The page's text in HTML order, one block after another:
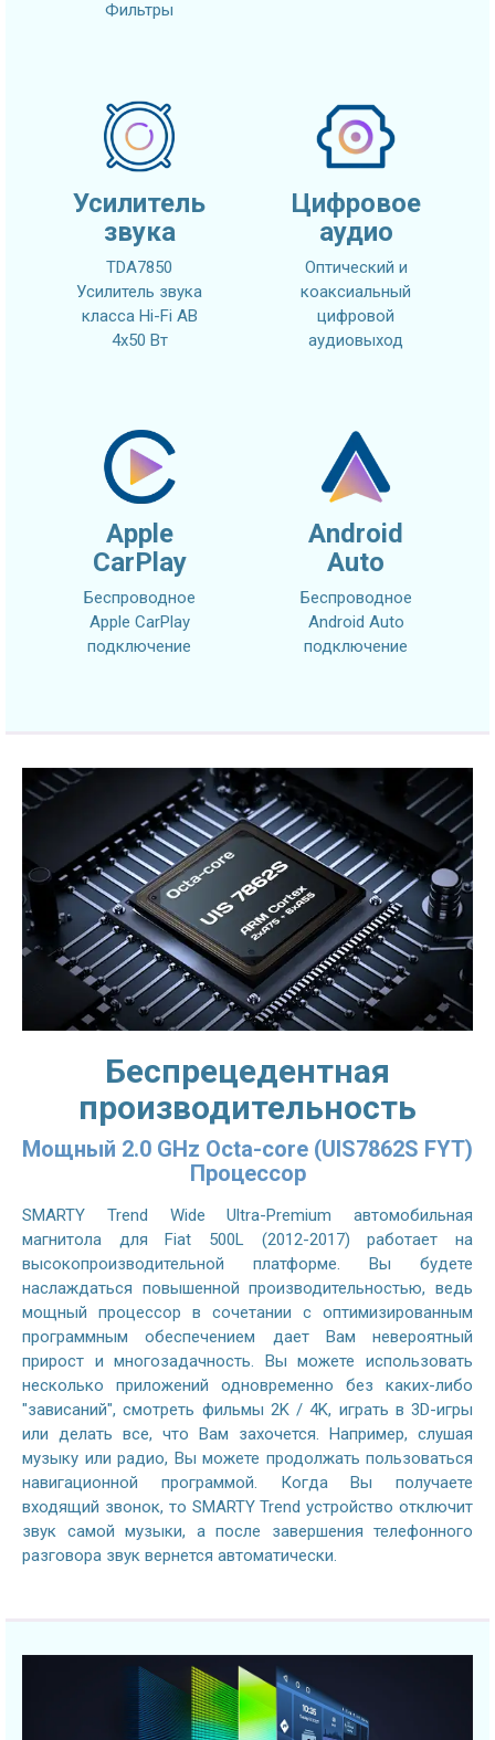
Фильтры
Усилитель
звука
TDA7850
Усилитель звука
класса Hi-Fi AB
4x50 Вт
Цифровое
аудио
Оптический и
коаксиальный
цифровой
аудиовыход
Apple
CarPlay
Беспроводное
Apple CarPlay
подключение
Android
Auto
Беспроводное
Android Auto
подключение
Беспрецедентная
производительность
Мощный 2.0 GHz Octa-core (UIS7862S FYT)
Процессор
SMARTY Trend Wide Ultra-Premium автомобильная
магнитола для Fiat 500L (2012-2017) работает на
высокопроизводительной платформе. Вы будете
наслаждаться повышенной производительностью, ведь
мощный процессор в сочетании с оптимизированным
программным обеспечением дает Вам невероятный
прирост и многозадачность. Вы можете использовать
несколько приложений одновременно без каких-либо
"зависаний", смотреть фильмы 2K / 4K, играть в 3D-игры
или делать все, что Вам захочется. Например, слушая
музыку или радио, Вы можете продолжать пользоваться
навигационной программой. Когда Вы получаете
входящий звонок, то SMARTY Trend устройство отключит
звук самой музыки, а после завершения телефонного
разговора звук вернется автоматически.